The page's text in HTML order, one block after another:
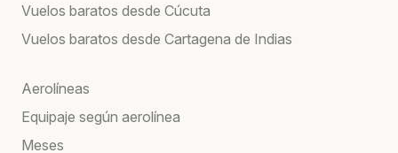
Vuelos baratos desde Cúcuta
Vuelos baratos desde Cartagena de Indias
Aerolíneas
Equipaje según aerolínea
Meses